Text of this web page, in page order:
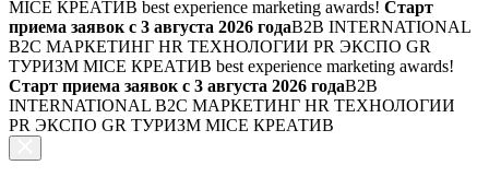
MICE КРЕАТИВ best experience marketing awards! Старт
приема заявок с 3 августа 2026 годаB2B INTERNATIONAL
B2C МАРКЕТИНГ HR ТЕХНОЛОГИИ PR ЭКСПО GR
ТУРИЗМ MICE КРЕАТИВ best experience marketing awards!
Старт приема заявок с 3 августа 2026 годаB2B
INTERNATIONAL B2C МАРКЕТИНГ HR ТЕХНОЛОГИИ
PR ЭКСПО GR ТУРИЗМ MICE КРЕАТИВ